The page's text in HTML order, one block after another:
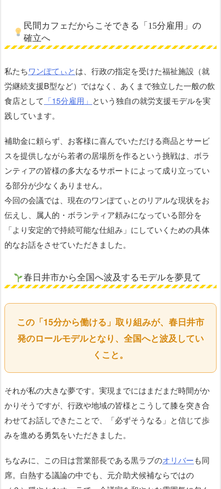
民間カフェだからこそできる「15分雇用」の
確立へ
私たちワンぽてぃとは、行政の指定を受けた福祉施設（就
労継続支援B型など）ではなく、あくまで独立した一般の飲
食店として 「15分雇用」 という独自の就労支援モデルを実
践しています。
補助金に頼らず、お客様に喜んでいただける商品とサービ
スを提供しながら若者の居場所を作るという挑戦は、ボラ
ンティアの皆様の多大なるサポートによって成り立ってい
る部分が少なくありません。
今回の会議では、現在のワンぽてぃとのリアルな現状をお
伝えし、属人的・ボランティア頼みになっている部分を
「より安定的で持続可能な仕組み」にしていくための具体
的なお話をさせていただきました。
春日井市から全国へ波及するモデルを夢見て
この「15分から働ける」取り組みが、春日井市
発のロールモデルとなり、全国へと波及してい
くこと。
それが私の大きな夢です。実現までにはまだまだ時間がか
かりそうですが、行政や地域の皆様とこうして膝を突き合
わせてお話しできたことで、「必ずそうなる」と信じて歩
みを進める勇気をいただきました。
ちなみに、この日は営業部長である黒ラブのオリバーも同
席。白熱する議論の中でも、元介助犬候補ならではの